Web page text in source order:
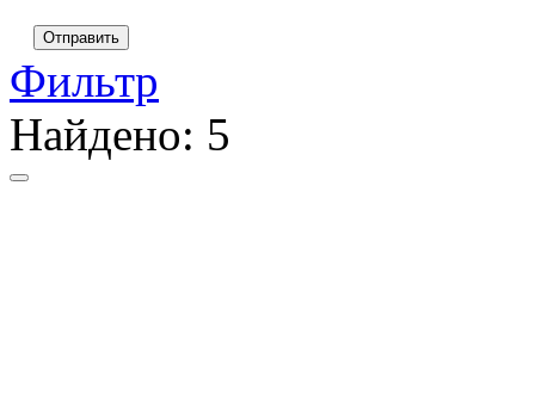
Отправить
Фильтр
Найдено: 5